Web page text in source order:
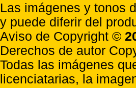
Las imágenes y tonos
y puede diferir del
Aviso de Copyright ©
Derechos de autor
Todas las imágenes
licenciatarias, la